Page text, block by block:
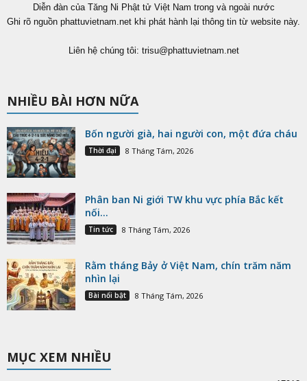
Diễn đàn của Tăng Ni Phật tử Việt Nam trong và ngoài nước
Ghi rõ nguồn phattuvietnam.net khi phát hành lại thông tin từ website này.
Liên hệ chúng tôi: trisu@phattuvietnam.net
NHIỀU BÀI HƠN NỮA
Bốn người già, hai người con, một đứa cháu
Thời đại 8 Tháng Tám, 2026
Phân ban Ni giới TW khu vực phía Bắc kết
nối...
Tin tức 8 Tháng Tám, 2026
Rằm tháng Bảy ở Việt Nam, chín trăm năm
nhìn lại
Bài nổi bật 8 Tháng Tám, 2026
MỤC XEM NHIỀU